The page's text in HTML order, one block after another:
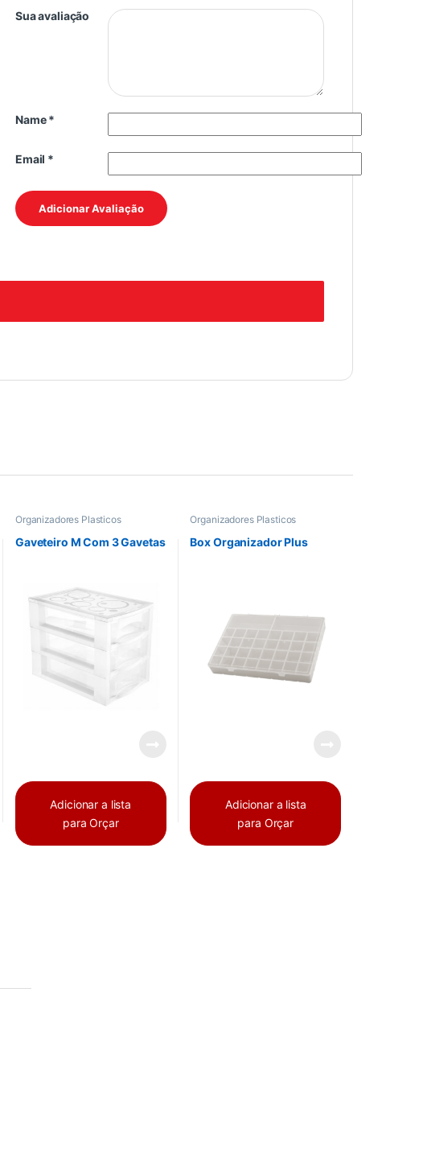
Sua avaliação
Name*
Email *
Organizadores Plasticos
Gaveteiro M Com 3 Gavetas
Adicionar a lista
para Orçar
Organizadores Plasticos
Box Organizador Plus
Adicionar a lista
para Orçar